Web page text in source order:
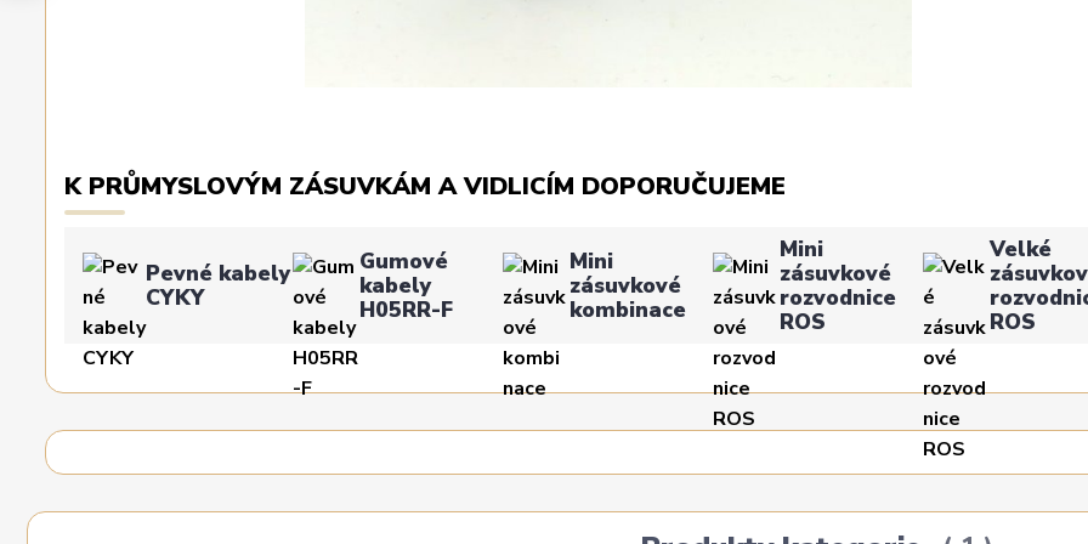
K PRŮMYSLOVÝM ZÁSUVKÁM A VIDLICÍM DOPORUČUJEME
Pevné kabely
CYKY
Gumové
kabely
H05RR-F
Mini
zásuvkové
kombinace
Mini
zásuvkové
rozvodnice
ROS
Velké
ROS